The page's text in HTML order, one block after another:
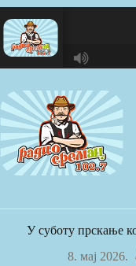
Skip
to
content
C
A
S
T
.
N
У суботу прскање
8. мај 2026.